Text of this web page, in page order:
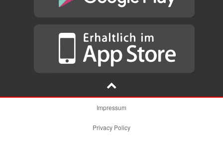
Impressum
Privacy Policy